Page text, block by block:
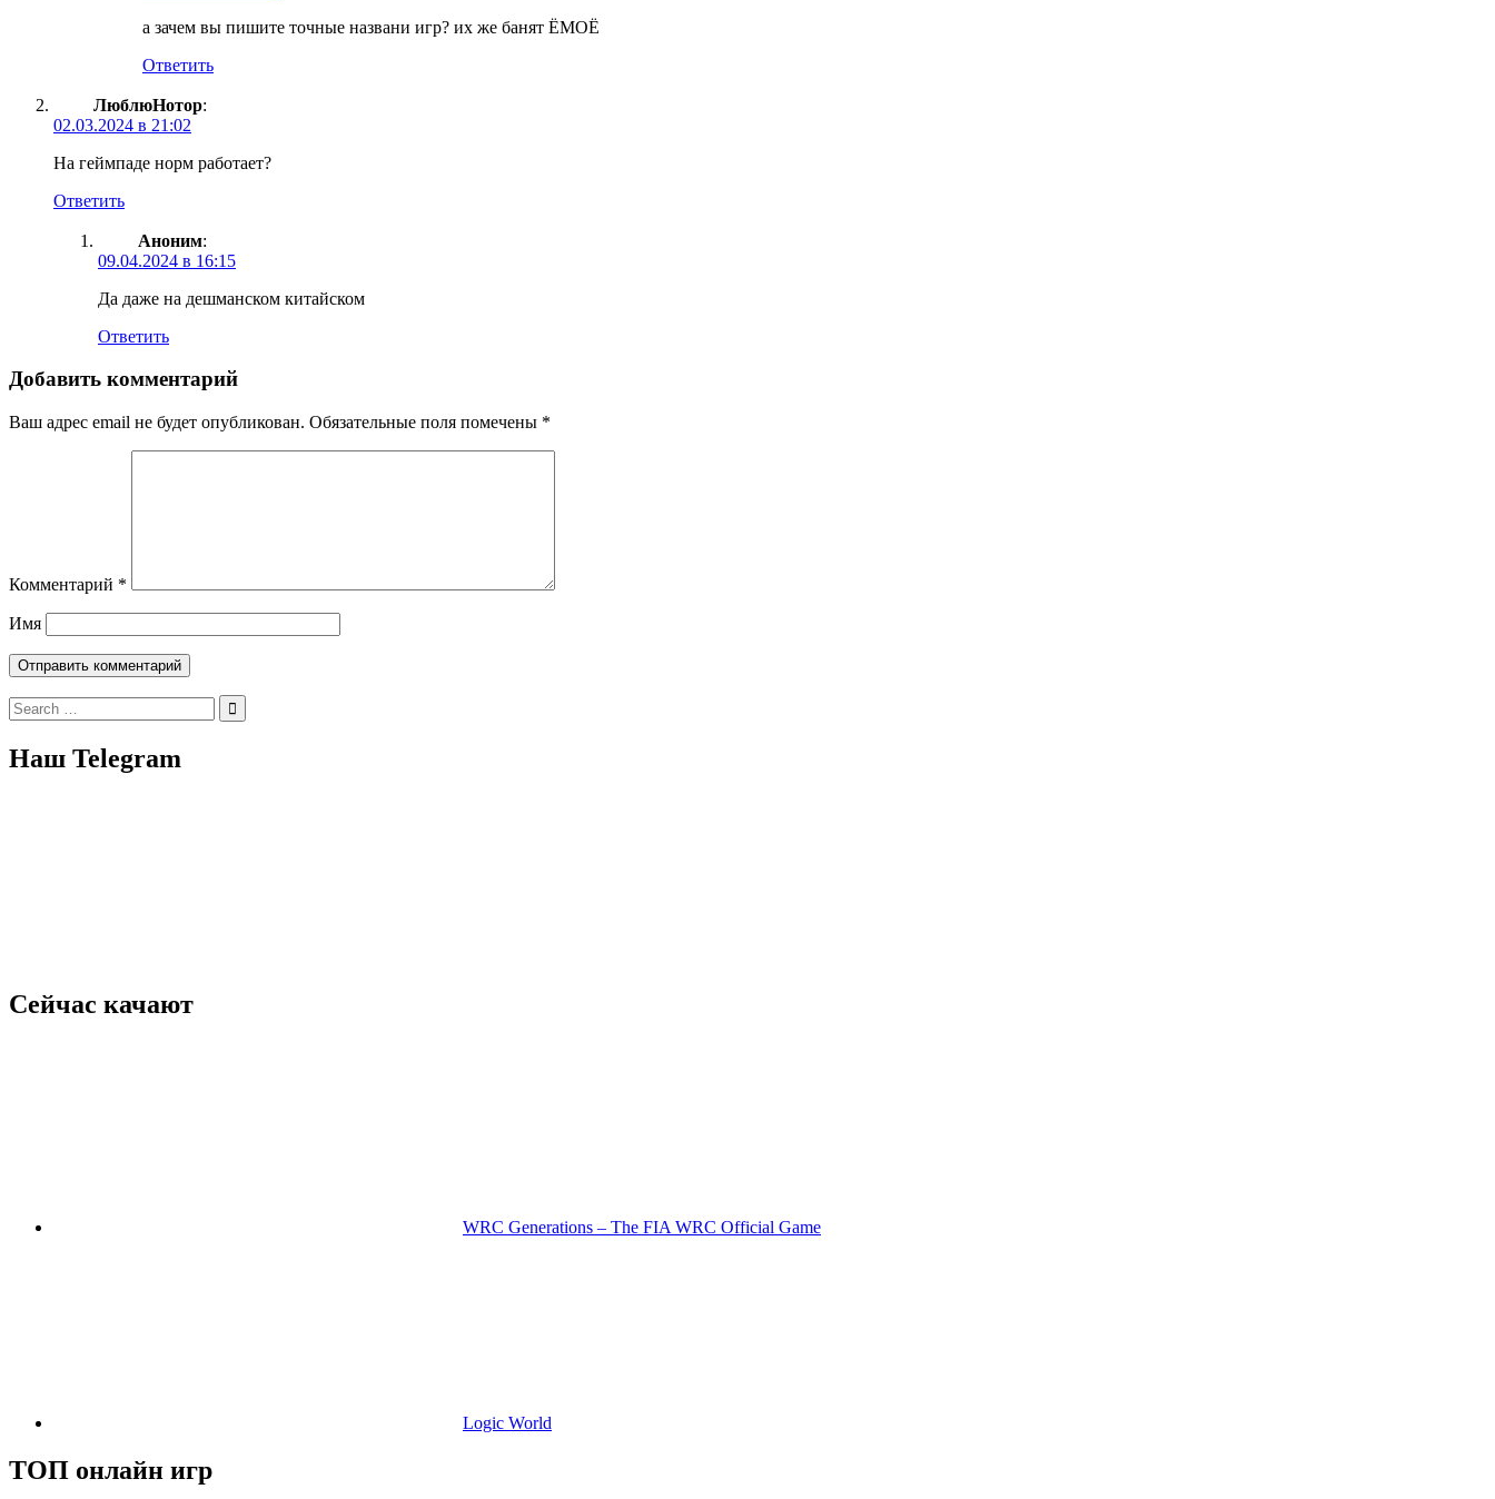
а зачем вы пишите точные названи игр? их же банят ЁМОЁ
Ответить
ЛюблюНотор:
02.03.2024 в 21:02
На геймпаде норм работает?
Ответить
Аноним:
09.04.2024 в 16:15
Да даже на дешманском китайском
Ответить
Добавить комментарий
Ваш адрес email не будет опубликован. Обязательные поля помечены *
Комментарий *
Имя
Search
for:
Наш Telegram
Сейчас качают
WRC Generations – The FIA WRC Official Game
Logic World
ТОП онлайн игр